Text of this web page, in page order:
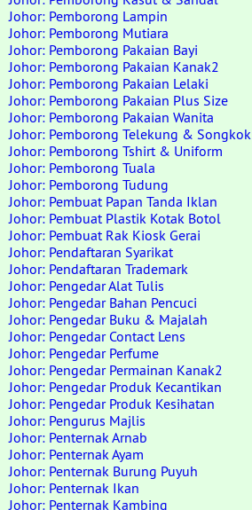
Johor: Pemborong Lampin
Johor: Pemborong Mutiara
Johor: Pemborong Pakaian Bayi
Johor: Pemborong Pakaian Kanak2
Johor: Pemborong Pakaian Lelaki
Johor: Pemborong Pakaian Plus Size
Johor: Pemborong Pakaian Wanita
Johor: Pemborong Telekung & Songkok
Johor: Pemborong Tshirt & Uniform
Johor: Pemborong Tuala
Johor: Pemborong Tudung
Johor: Pembuat Papan Tanda Iklan
Johor: Pembuat Plastik Kotak Botol
Johor: Pembuat Rak Kiosk Gerai
Johor: Pendaftaran Syarikat
Johor: Pendaftaran Trademark
Johor: Pengedar Alat Tulis
Johor: Pengedar Bahan Pencuci
Johor: Pengedar Buku & Majalah
Johor: Pengedar Contact Lens
Johor: Pengedar Perfume
Johor: Pengedar Permainan Kanak2
Johor: Pengedar Produk Kecantikan
Johor: Pengedar Produk Kesihatan
Johor: Pengurus Majlis
Johor: Penternak Arnab
Johor: Penternak Ayam
Johor: Penternak Burung Puyuh
Johor: Penternak Ikan
Johor: Penternak Kambing